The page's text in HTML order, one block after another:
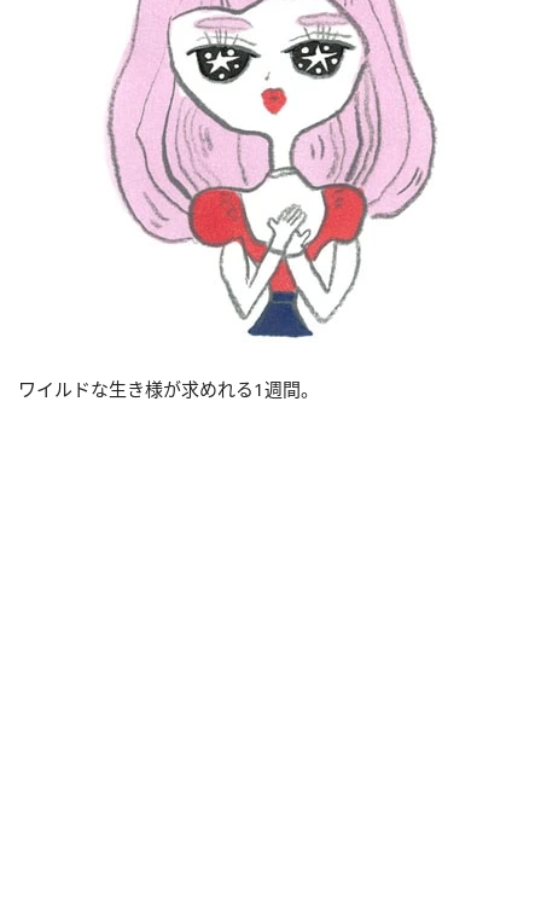
ワイルドな生き様が求めれる1週間。